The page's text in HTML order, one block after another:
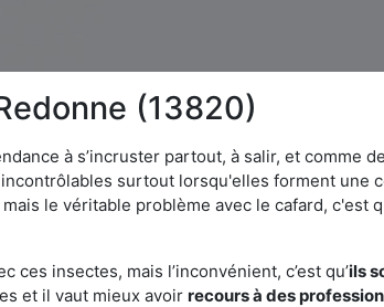
(13820)
à s’incruster partout, à salir, et comme
surtout lorsqu'elles forment une
le véritable problème avec le cafard, c'est
insectes, mais l’inconvénient, c’est qu’ils
et il vaut mieux avoir recours à des